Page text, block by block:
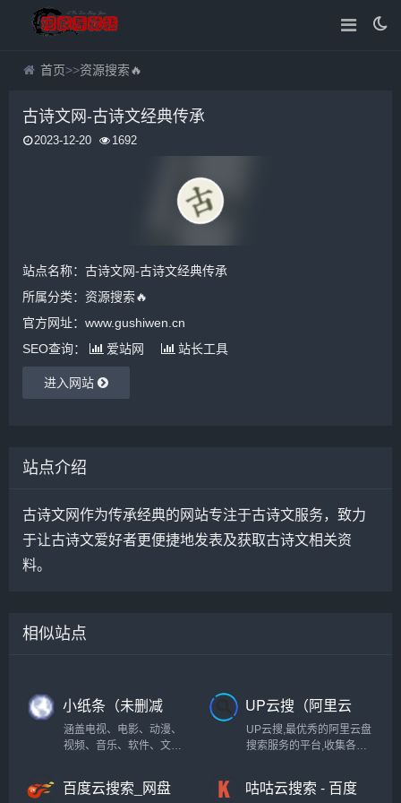
首页>>资源搜索🔥
古诗文网-古诗文经典传承
2023-12-20 1692
站点名称：古诗文网-古诗文经典传承
所属分类： 资源搜索🔥
官方网址：www.gushiwen.cn
SEO查询：
爱站网 站长工具
进入网站
站点介绍
古诗文网作为传承经典的网站专注于古诗文服务，致力
于让古诗文爱好者更便捷地发表及获取古诗文相关资
料。
相似站点
小纸条（未删减
版的影视资源大
全）
涵盖电视、电影、动漫、
视频、音乐、软件、文档
UP云搜（阿里云
盘资源搜索神
器）
UP云搜,最优秀的阿里云盘
搜索服务的平台,收集各类
搜索功能,推动互联网优质
资源的高效传递!
百度云搜索_网盘
咕咕云搜索 - 百度